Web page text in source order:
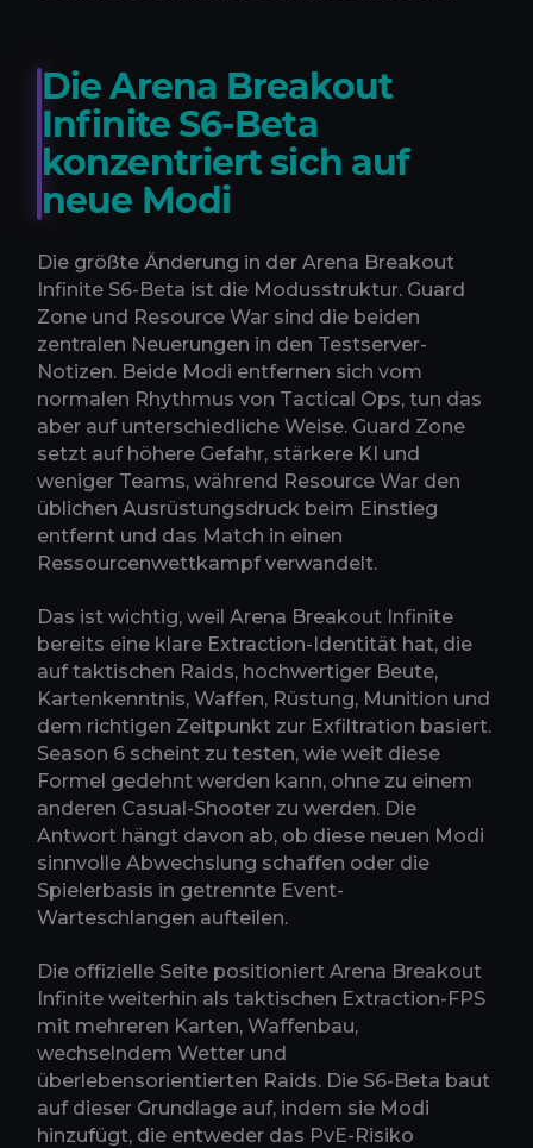
Die Arena Breakout
Infinite S6-Beta
konzentriert sich auf
neue Modi
Die größte Änderung in der Arena Breakout
Infinite S6-Beta ist die Modusstruktur. Guard
Zone und Resource War sind die beiden
zentralen Neuerungen in den Testserver-
Notizen. Beide Modi entfernen sich vom
normalen Rhythmus von Tactical Ops, tun das
aber auf unterschiedliche Weise. Guard Zone
setzt auf höhere Gefahr, stärkere KI und
weniger Teams, während Resource War den
üblichen Ausrüstungsdruck beim Einstieg
entfernt und das Match in einen
Ressourcenwettkampf verwandelt.
Das ist wichtig, weil Arena Breakout Infinite
bereits eine klare Extraction-Identität hat, die
auf taktischen Raids, hochwertiger Beute,
Kartenkenntnis, Waffen, Rüstung, Munition und
dem richtigen Zeitpunkt zur Exfiltration basiert.
Season 6 scheint zu testen, wie weit diese
Formel gedehnt werden kann, ohne zu einem
anderen Casual-Shooter zu werden. Die
Antwort hängt davon ab, ob diese neuen Modi
sinnvolle Abwechslung schaffen oder die
Spielerbasis in getrennte Event-
Warteschlangen aufteilen.
Die offizielle Seite positioniert Arena Breakout
Infinite weiterhin als taktischen Extraction-FPS
mit mehreren Karten, Waffenbau,
wechselndem Wetter und
überlebensorientierten Raids. Die S6-Beta baut
auf dieser Grundlage auf, indem sie Modi
hinzufügt, die entweder das PvE-Risiko